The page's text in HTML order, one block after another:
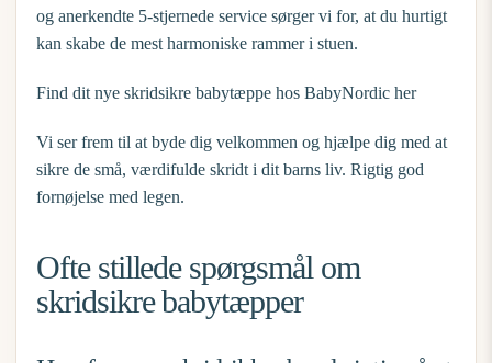
og anerkendte 5-stjernede service sørger vi for, at du hurtigt
kan skabe de mest harmoniske rammer i stuen.
Find dit nye skridsikre babytæppe hos BabyNordic her
Vi ser frem til at byde dig velkommen og hjælpe dig med at
sikre de små, værdifulde skridt i dit barns liv. Rigtig god
fornøjelse med legen.
Ofte stillede spørgsmål om
skridsikre babytæpper